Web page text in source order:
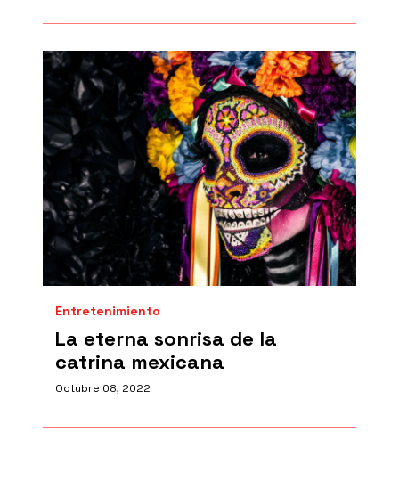
Entretenimiento
La eterna sonrisa de la
catrina mexicana
Octubre 08, 2022